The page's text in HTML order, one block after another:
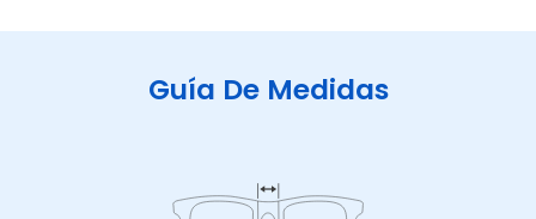
Guía De Medidas